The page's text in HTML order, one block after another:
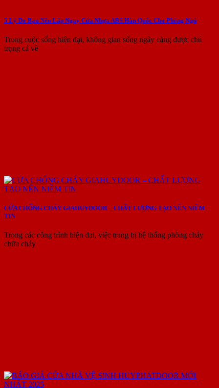
5 Lý Do Bạn Nên Lắp Ngay Cửa Nhựa ABS Hàn Quốc Cho Phòng Ngủ
Trong cuộc sống hiện đại, không gian sống ngày càng được chú
trọng cả về
CỬA CHỐNG CHÁY GIAHUYDOOR – CHẤT LƯỢNG TẠO NÊN NIỀM
TIN
Trong các công trình hiện đại, việc trang bị hệ thống phòng cháy
chữa cháy